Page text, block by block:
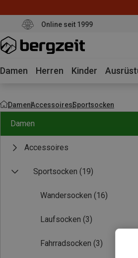
Online seit 1999
Damen Herren Kinder
DamenAccessoiresSportsocken
Damen
Accessoires
Sportsocken (19)
Wandersocken (16)
Laufsocken (3)
Fahrradsocken (3)